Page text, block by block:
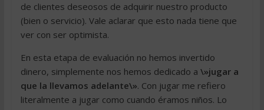
de clientes deseosos de adquirir nuestro producto
(bien o servicio). Vale aclarar que esto nada tiene que
ver con ser optimista.
En esta etapa de evaluación no hemos invertido
dinero, simplemente nos hemos dedicado a \»jugar a
que la llevamos adelante\». Con jugar me refiero
literalmente a jugar como cuando éramos niños. Lo